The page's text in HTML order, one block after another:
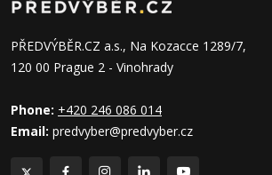
PŘEDVÝBĚR.CZ a.s., Na Kozacce 1289/7,
120 00 Prague 2 - Vinohrady
Phone: +420 246 086 014
Email: predvyber@predvyber.cz